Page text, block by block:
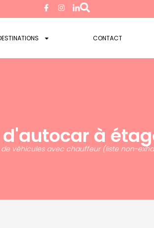
CONTACT
à
véhicules avec chauffeur (liste non-